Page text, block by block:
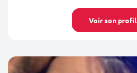
Voir son profil